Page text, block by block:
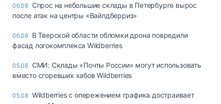
06.08 Спрос на небольшие склады в Петербурге вырос
после атак на центры «Вайлдберриз»
06.08 В Тверской области обломки дрона повредили
фасад логокомплекса Wildberries
05.08 СМИ: Склады «Почты России» могут использовать
вместо сгоревших хабов Wildberries
05.08 Wildberries с опережением графика достраивает